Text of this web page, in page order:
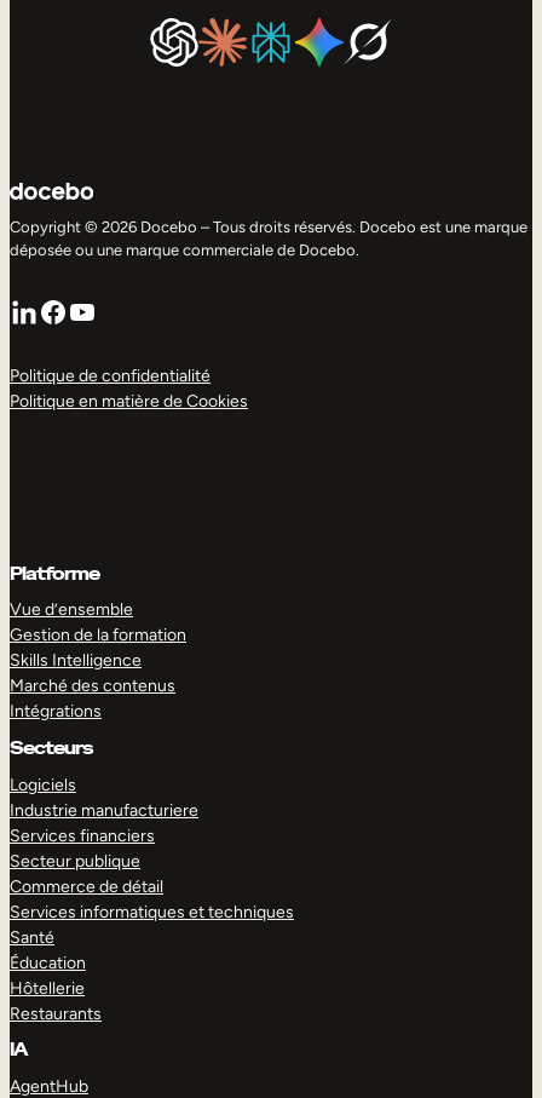
Copyright © 2026 Docebo – Tous droits réservés. Docebo est une marque
déposée ou une marque commerciale de Docebo.
LinkedIn
Facebook
YouTube
Politique de confidentialité
Politique en matière de Cookies
Platforme
Vue d’ensemble
Gestion de la formation
Skills Intelligence
Marché des contenus
Intégrations
Secteurs
Logiciels
Industrie manufacturiere
Services financiers
Secteur publique
Commerce de détail
Services informatiques et techniques
Santé
Éducation
Hôtellerie
Restaurants
IA
AgentHub